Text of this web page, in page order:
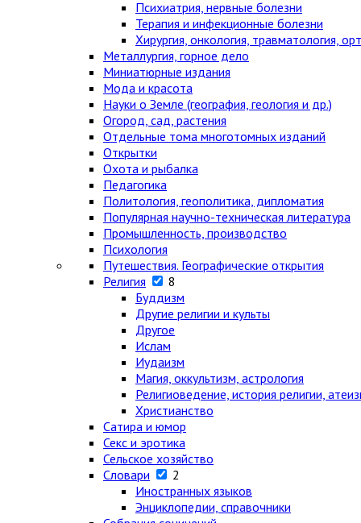
Психиатрия, нервные болезни
Терапия и инфекционные болезни
Хирургия, онкология, травматология,
Металлургия, горное дело
Миниатюрные издания
Мода и красота
Науки о Земле (география, геология и др.)
Огород, сад, растения
Отдельные тома многотомных изданий
Открытки
Охота и рыбалка
Педагогика
Политология, геополитика, дипломатия
Популярная научно-техническая литература
Промышленность, производство
Психология
Путешествия. Географические открытия
Религия
8
Буддизм
Другие религии и культы
Другое
Ислам
Иудаизм
Магия, оккультизм, астрология
Религиоведение, история религии,
Христианство
Сатира и юмор
Секс и эротика
Сельское хозяйство
Словари
2
Иностранных языков
Энциклопедии, справочники